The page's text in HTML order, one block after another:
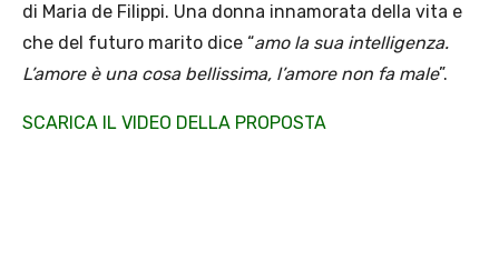
di Maria de Filippi. Una donna innamorata della vita e
che del futuro marito dice “amo la sua intelligenza.
L’amore è una cosa bellissima, l’amore non fa male”.
SCARICA IL VIDEO DELLA PROPOSTA